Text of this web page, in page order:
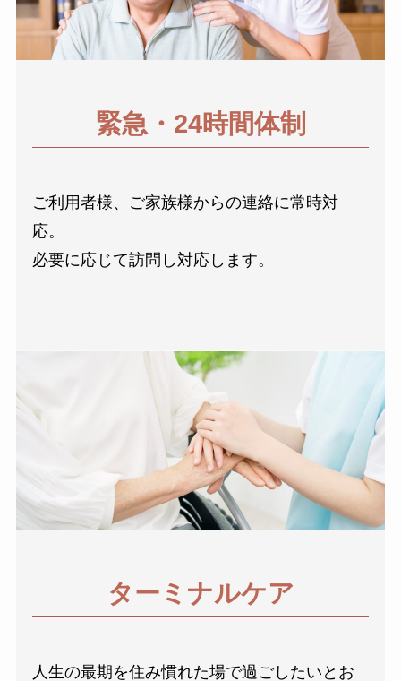
緊急・24時間体制
ご利用者様、ご家族様からの連絡に常時対
応。
必要に応じて訪問し対応します。
ターミナルケア
人生の最期を住み慣れた場で過ごしたいとお